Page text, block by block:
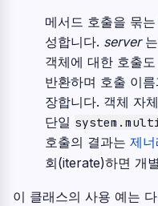
메서드 호출을 묶
성합니다. server는
객체에 대한 호출
반환하며 호출 이
장합니다. 객체 자
단일
호출의 결과는 제너
회(iterate)하면 개
이 클래스의 사용 예는